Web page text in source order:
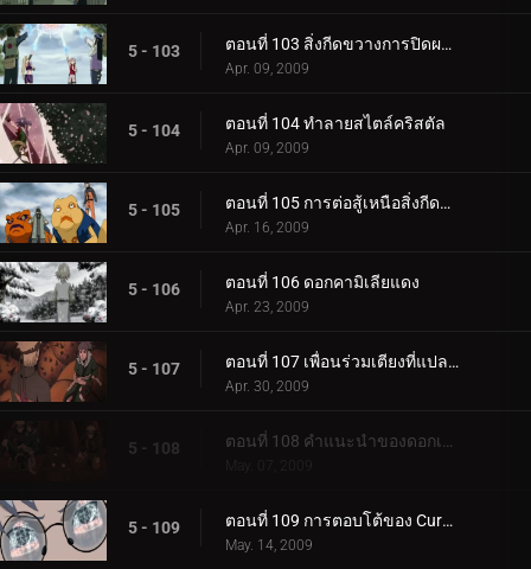
5 - 103 ตอนที่ 103 สิ่งกีดขวางการปิดผนึกสี่มุม
Apr. 09, 2009
5 - 104 ตอนที่ 104 ทำลายสไตล์คริสตัล
Apr. 09, 2009
5 - 105 ตอนที่ 105 การต่อสู้เหนือสิ่งกีดขวาง
Apr. 16, 2009
5 - 106 ตอนที่ 106 ดอกคามิเลียแดง
Apr. 23, 2009
5 - 107 ตอนที่ 107 เพื่อนร่วมเตียงที่แปลกประหลาด
Apr. 30, 2009
5 - 108
May. 07, 2009
5 - 109 ตอนที่ 109 การตอบโต้ของ Curse Mark
May. 14, 2009